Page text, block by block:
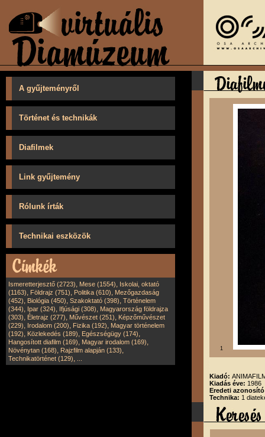
A gyűjteményről
Történet és technikák
Diafilmek
Link gyűjtemény
Rólunk írták
Technikai eszközök
Ismeretterjesztő (2723), Mese (1554), Iskolai, oktató
(1163), Földrajz (751), Politika (610), Mezőgazdaság
(452), Biológia (450), Szakoktató (398), Történelem
(344), Ipar (324), Ifjúsági (308), Magyarország földrajza
(303), Életrajz (277), Művészet (251), Képzőművészet
(229), Irodalom (200), Fizika (192), Magyar történelem
(192), Közlekedés (189), Egészségügy (174),
Hangosított diafilm (169), Magyar irodalom (169),
Növénytan (168), Rajzfilm alapján (133),
Technikatörténet (129),
1
Kiadó:
Kiadás éve: 1986
Eredeti
Technika: 1